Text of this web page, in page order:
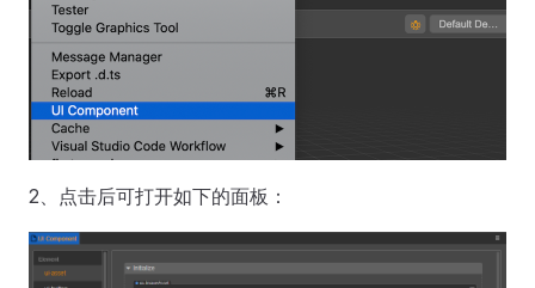
2、点击后可打开如下的面板：